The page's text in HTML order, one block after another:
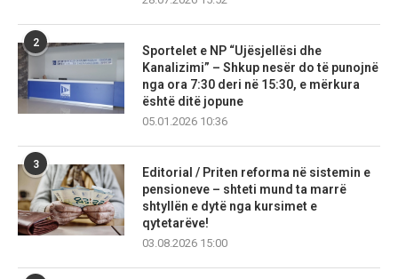
2
Sportelet e NP “Ujësjellësi dhe
Kanalizimi” – Shkup nesër do të punojnë
nga ora 7:30 deri në 15:30, e mërkura
është ditë jopune
05.01.2026 10:36
3
Editorial / Priten reforma në sistemin e
pensioneve – shteti mund ta marrë
shtyllën e dytë nga kursimet e
qytetarëve!
03.08.2026 15:00